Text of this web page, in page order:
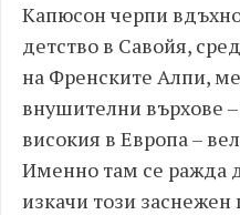
Капюсон черпи
детство в Савойя,
на Френските Алпи,
внушителни върхове
високия в Европа –
Именно там се ражда
изкачи този заснежен